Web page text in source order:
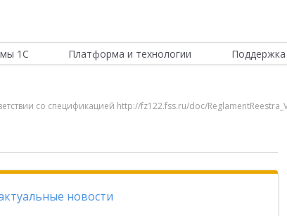
1С Платформа и технологии
со спецификацией http://fz122.fss.ru/doc/
новости